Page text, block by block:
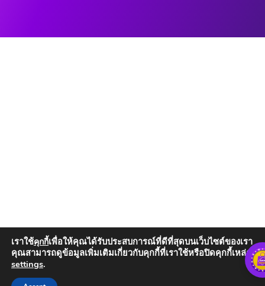
เราใช้คุกกี้เพื่อให้คุณได้รับประสบการณ์ที่ดีที่สุดบนเว็บไซต์ของเรา
คุณสามารถดูข้อมูลเพิ่มเติมเกี่ยวกับคุกกี้ที่เราใช้หรือปิดคุกกี้เหล่านั้น
settings.